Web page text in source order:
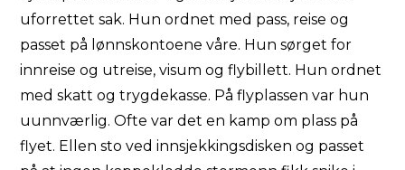
uforrettet sak. Hun ordnet med pass, reise og
passet på lønnskontoene våre. Hun sørget for
innreise og utreise, visum og flybillett. Hun ordnet
med skatt og trygdekasse. På flyplassen var hun
uunnværlig. Ofte var det en kamp om plass på
flyet. Ellen sto ved innsjekkingsdisken og passet